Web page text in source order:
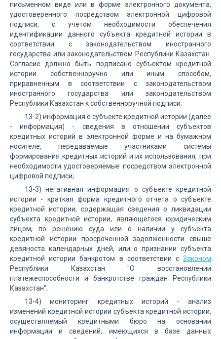
письменном виде или в форме электронного документа,
удостоверенного посредством электронной цифровой
подписи, с учетом необходимости обеспечения
идентификации данного субъекта кредитной истории в
соответствии с законодательством иностранного
государства или законодательством Республики Казахстан.
Согласие должно быть подписано субъектом кредитной
истории собственноручно или иным способом,
приравненным в соответствии с законодательством
иностранного государства или законодательством
Республики Казахстан к собственноручной подписи;
13-2) информация о субъекте кредитной истории (далее
- информация) - сведения в отношении субъектов
кредитных историй в электронной форме и на бумажном
носителе, передаваемые участниками системы
формирования кредитных историй и их использования, при
необходимости удостоверяемые посредством электронной
цифровой подписи;
13-3) негативная информация о субъекте кредитной
истории - краткая форма кредитного отчета о субъекте
кредитной истории, содержащая сведения о ликвидации
субъекта кредитной истории, являющегося юридическим
лицом, по решению суда или о наличии у субъекта
кредитной истории просроченной задолженности свыше
девяноста календарных дней, или о признании субъекта
кредитной истории банкротом в соответствии с Законом
Республики Казахстан "О восстановлении
платежеспособности и банкротстве граждан Республики
Казахстан";
13-4) мониторинг кредитных историй - анализ
изменений кредитной истории субъекта кредитной истории,
осуществляемый кредитными бюро на основании
информации и сведений, имеющихся в базе данных